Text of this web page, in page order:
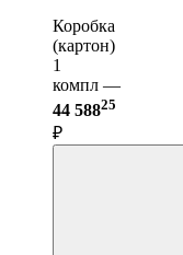
Коробка
(картон)
1
компл —
44 58825
₽